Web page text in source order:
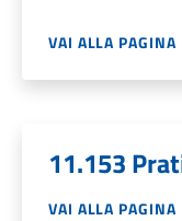
VAI ALLA PAGINA
11.153
VAI ALLA PAGINA